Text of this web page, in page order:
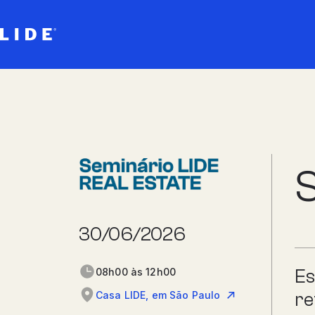
30/06/2026
08h00 às 12h00
Casa LIDE, em São Paulo